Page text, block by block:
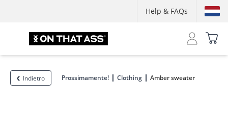
Help & FAQs
Indietro Prossimamente! Clothing Amber sweater